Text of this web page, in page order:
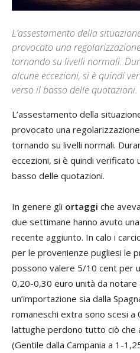
L’assestamento della
provocato una
tornando su livelli normali.
alcune eccezioni, si è quindi
verso il basso delle quotazioni.
L’assestamento della
provocato una
tornando su livelli normali.
eccezioni, si è quindi verificato
basso delle quotazioni.
In genere gli ortaggi che
due settimane hanno avuto
recente aggiunto. In calo i
per le provenienze pugliesi le
possono valere 5/10 cent per
0,20-0,30 euro unità da notare
un’importazione sia dalla
romaneschi extra sono scesi a
lattughe perdono tutto ciò che
(Gentile dalla Campania a 1-